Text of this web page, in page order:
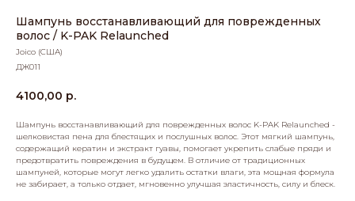
Шампунь восстанавливающий для поврежденных
волос / K-PAK Relaunched
Joico (США)
ДЖ011
4100,00 р.
Шампунь восстанавливающий для поврежденных волос K-PAK Relaunched -
шелковистая пена для блестящих и послушных волос. Этот мягкий шампунь,
содержащий кератин и экстракт гуавы, помогает укрепить слабые пряди и
предотвратить повреждения в будущем. В отличие от традиционных
шампуней, которые могут легко удалить остатки влаги, эта мощная формула
не забирает, а только отдает, мгновенно улучшая эластичность, силу и блеск.